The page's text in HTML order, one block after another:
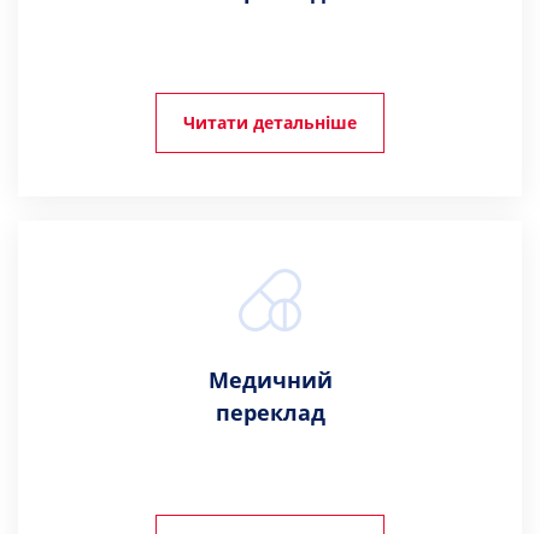
Читати детальніше
Медичний
переклад